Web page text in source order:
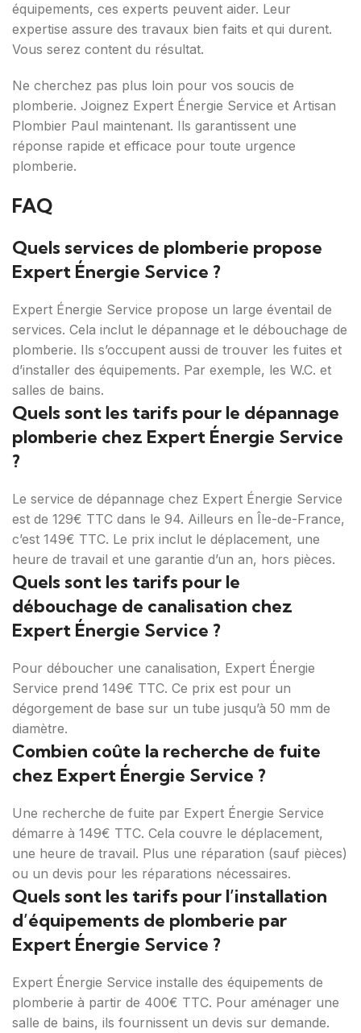
équipements, ces experts peuvent aider. Leur
expertise assure des travaux bien faits et qui durent.
Vous serez content du résultat.
Ne cherchez pas plus loin pour vos soucis de
plomberie. Joignez Expert Énergie Service et Artisan
Plombier Paul maintenant. Ils garantissent une
réponse rapide et efficace pour toute urgence
plomberie.
FAQ
Quels services de plomberie propose
Expert Énergie Service ?
Expert Énergie Service propose un large éventail de
services. Cela inclut le dépannage et le débouchage de
plomberie. Ils s’occupent aussi de trouver les fuites et
d’installer des équipements. Par exemple, les W.C. et
salles de bains.
Quels sont les tarifs pour le dépannage
plomberie chez Expert Énergie Service
?
Le service de dépannage chez Expert Énergie Service
est de 129€ TTC dans le 94. Ailleurs en Île-de-France,
c’est 149€ TTC. Le prix inclut le déplacement, une
heure de travail et une garantie d’un an, hors pièces.
Quels sont les tarifs pour le
débouchage de canalisation chez
Expert Énergie Service ?
Pour déboucher une canalisation, Expert Énergie
Service prend 149€ TTC. Ce prix est pour un
dégorgement de base sur un tube jusqu’à 50 mm de
diamètre.
Combien coûte la recherche de fuite
chez Expert Énergie Service ?
Une recherche de fuite par Expert Énergie Service
démarre à 149€ TTC. Cela couvre le déplacement,
une heure de travail. Plus une réparation (sauf pièces)
ou un devis pour les réparations nécessaires.
Quels sont les tarifs pour l’installation
d’équipements de plomberie par
Expert Énergie Service ?
Expert Énergie Service installe des équipements de
plomberie à partir de 400€ TTC. Pour aménager une
salle de bains, ils fournissent un devis sur demande.